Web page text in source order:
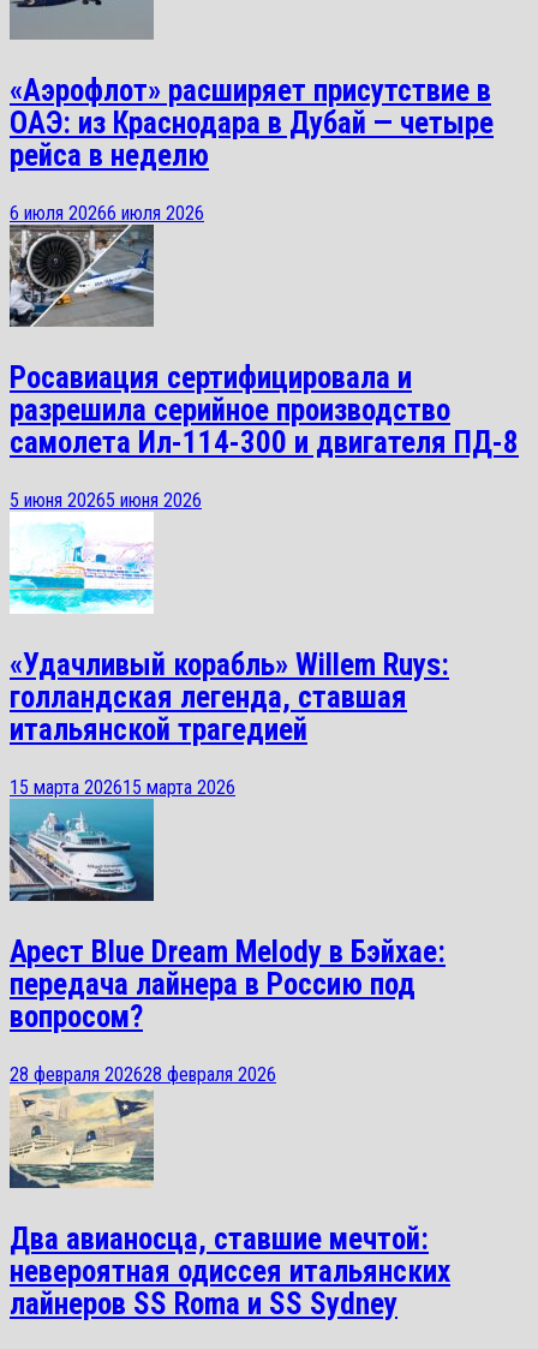
«Аэрофлот» расширяет присутствие в
ОАЭ: из Краснодара в Дубай — четыре
рейса в неделю
6 июля 20266 июля 2026
Росавиация сертифицировала и
разрешила серийное производство
самолета Ил-114-300 и двигателя ПД-8
5 июня 20265 июня 2026
«Удачливый корабль» Willem Ruys:
голландская легенда, ставшая
итальянской трагедией
15 марта 202615 марта 2026
Арест Blue Dream Melody в Бэйхае:
передача лайнера в Россию под
вопросом?
28 февраля 202628 февраля 2026
Два авианосца, ставшие мечтой:
невероятная одиссея итальянских
лайнеров SS Roma и SS Sydney